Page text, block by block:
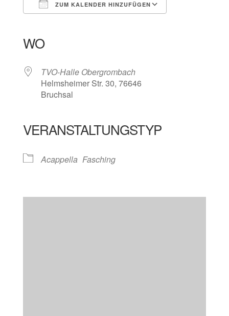
ZUM KALENDER HINZUFÜGEN
WO
TVO-Halle Obergrombach
Helmsheimer Str. 30, 76646
Bruchsal
VERANSTALTUNGSTYP
Acappella Fasching